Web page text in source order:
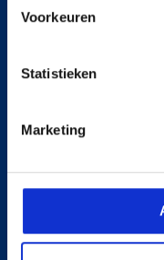
Voorkeuren
Statistieken
Marketing